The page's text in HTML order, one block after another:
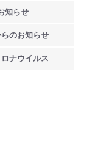
知らせ
のお知らせ
ロナウイルス